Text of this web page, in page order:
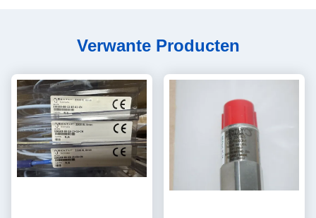
Verwante Producten